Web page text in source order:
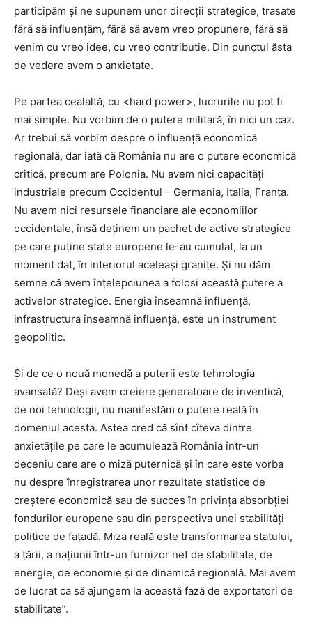
participăm și ne supunem unor direcții strategice, trasate
fără să influențăm, fără să avem vreo propunere, fără să
venim cu vreo idee, cu vreo contribuție. Din punctul ăsta
de vedere avem o anxietate.
Pe partea cealaltă, cu <hard power>, lucrurile nu pot fi
mai simple. Nu vorbim de o putere militară, în nici un caz.
Ar trebui să vorbim despre o influență economică
regională, dar iată că România nu are o putere economică
critică, precum are Polonia. Nu avem nici capacități
industriale precum Occidentul – Germania, Italia, Franța.
Nu avem nici resursele financiare ale economiilor
occidentale, însă deținem un pachet de active strategice
pe care puține state europene le-au cumulat, la un
moment dat, în interiorul aceleași granițe. Și nu dăm
semne că avem înțelepciunea a folosi această putere a
activelor strategice. Energia înseamnă influență,
infrastructura înseamnă influență, este un instrument
geopolitic.
Și de ce o nouă monedă a puterii este tehnologia
avansată? Deși avem creiere generatoare de inventică,
de noi tehnologii, nu manifestăm o putere reală în
domeniul acesta. Astea cred că sînt cîteva dintre
anxietățile pe care le acumulează România într-un
deceniu care are o miză puternică și în care este vorba
nu despre înregistrarea unor rezultate statistice de
creștere economică sau de succes în privința absorbției
fondurilor europene sau din perspectiva unei stabilități
politice de fațadă. Miza reală este transformarea statului,
a țării, a națiunii într-un furnizor net de stabilitate, de
energie, de economie și de dinamică regională. Mai avem
de lucrat ca să ajungem la această fază de exportatori de
stabilitate”.